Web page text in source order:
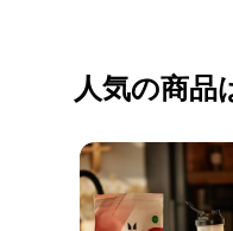
人気の商品